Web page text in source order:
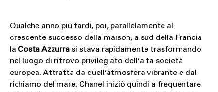
Qualche anno più tardi, poi, parallelamente al
crescente successo della maison, a sud della Francia
la Costa Azzurrasi stava rapidamente trasformando
nel luogo di ritrovo privilegiato dell’alta società
europea. Attratta da quell’atmosfera vibrante e dal
richiamo del mare, Chanel iniziò quindi a frequentare